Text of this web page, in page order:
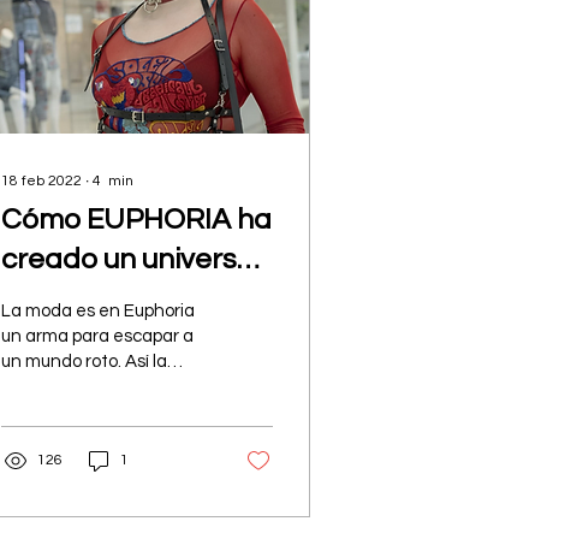
18 feb 2022 ∙ 4 min
Cómo EUPHORIA ha
creado un universo
alternativo en la
moda de la
La moda es en Euphoria
un arma para escapar a
un mundo roto. Así la
126 1